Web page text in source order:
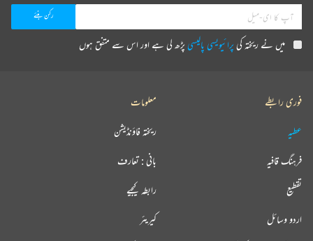
میں نے ریختہ کیپرائیویسی پالیسیپڑھ لی ہے اور اس سے متفق ہوں
فوری رابطے
عطیہ
فرہنگ قافیہ
تقطیع
اردو وسائل
معلومات
ریختہ فاؤنڈیشن
بانی : تعارف
رابطہ کیجیے
کیریئر